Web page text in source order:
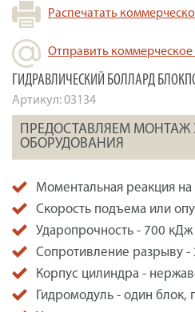
Распечатать
Отправить
ГИДРАВЛИЧЕСКИЙ БОЛЛАРД
Артикул:03134
ПРЕДОСТАВЛЯЕМ МОНТАЖ
ОБОРУДОВАНИЯ
Моментальная реакция
Скорость подъема или
Ударопрочность - 700 кДж
Сопротивление разрыву
Корпус цилиндра -
Гидромодуль - один блок,